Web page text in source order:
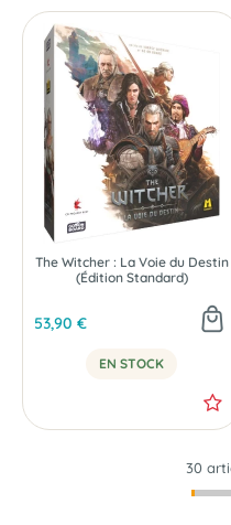
The Witcher : La Voie du Destin
(Édition Standard)
53,90 €
EN STOCK
30